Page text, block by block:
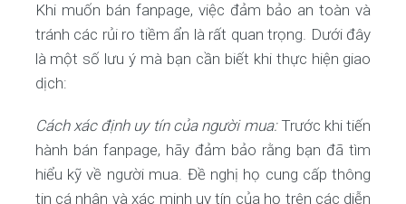
Khi muốn bán fanpage, việc đảm bảo an toàn và
tránh các rủi ro tiềm ẩn là rất quan trọng. Dưới đây
là một số lưu ý mà bạn cần biết khi thực hiện giao
dịch:
Cách xác định uy tín của người mua:Trước khi tiến
hành bán fanpage, hãy đảm bảo rằng bạn đã tìm
hiểu kỹ về người mua. Đề nghị họ cung cấp thông
tin cá nhân và xác minh uy tín của họ trên các diễn